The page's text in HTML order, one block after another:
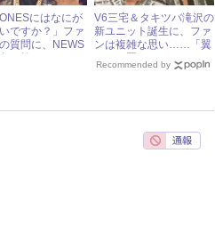
にはなにが
ですか？」ファ
質問に、NEWS
V6三宅＆タキツバ滝沢の
新ユニット誕生に、ファ
ンは複雑な思い……「翼
くんが置いてけぼり」と
悲しむ声
Recommended by